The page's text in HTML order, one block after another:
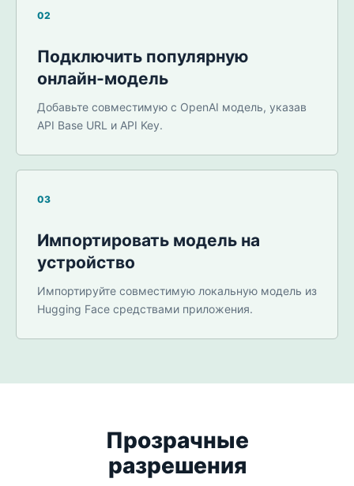
02
Подключить популярную
онлайн-модель
Добавьте совместимую с OpenAI модель, указав
API Base URL и API Key.
03
Импортировать модель на
устройство
Импортируйте совместимую локальную модель из
Hugging Face средствами приложения.
Прозрачные
разрешения